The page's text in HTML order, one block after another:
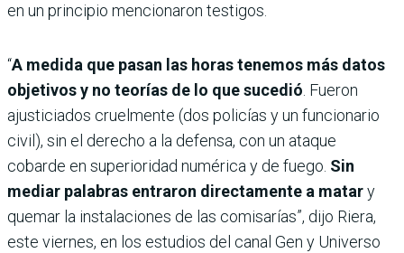
en un principio mencionaron testigos.
“A medida que pasan las horas tenemos más datos
objetivos y no teorías de lo que sucedió . Fueron
ajusticiados cruelmente (dos policías y un funcionario
civil), sin el derecho a la defensa, con un ataque
cobarde en superioridad numérica y de fuego. Sin
mediar palabras entraron directamente a matary
quemar la instalaciones de las comisarías”, dijo Riera,
este viernes, en los estudios del canal Gen y Universo